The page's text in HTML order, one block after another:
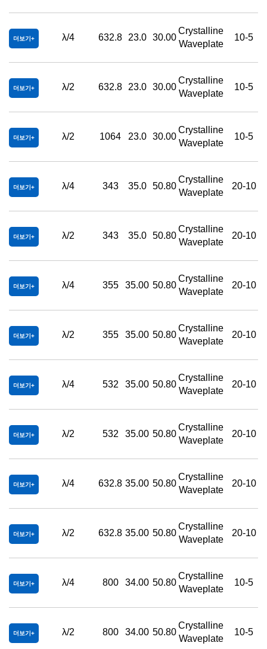
더보기 λ/4 632.8 23.0 30.00
Crystalline
Waveplate
10-5
더보기 λ/2 632.8 23.0 30.00
Crystalline
Waveplate
10-5
더보기 λ/2 1064 23.0 30.00
Crystalline
Waveplate
10-5
더보기 λ/4 343 35.0 50.80
Crystalline
Waveplate
20-10
더보기 λ/2 343 35.0 50.80
Crystalline
Waveplate
20-10
더보기 λ/4 355 35.00 50.80
Crystalline
Waveplate
20-10
더보기 λ/2 355 35.00 50.80
Crystalline
Waveplate
20-10
더보기 λ/4 532 35.00 50.80
Crystalline
Waveplate
20-10
더보기 λ/2 532 35.00 50.80
Crystalline
Waveplate
20-10
더보기 λ/4 632.8 35.00 50.80
Crystalline
Waveplate
20-10
더보기 λ/2 632.8 35.00 50.80
Crystalline
Waveplate
20-10
더보기 λ/4 800 34.00 50.80
Crystalline
Waveplate
10-5
더보기 λ/2 800 34.00 50.80
Crystalline
Waveplate
10-5